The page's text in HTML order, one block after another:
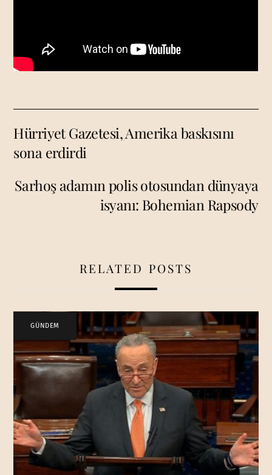
Hürriyet Gazetesi, Amerika baskısını
sona erdirdi
Sarhoş adamın polis otosundan dünyaya
isyanı: Bohemian Rapsody
RELATED POSTS
GÜNDEM